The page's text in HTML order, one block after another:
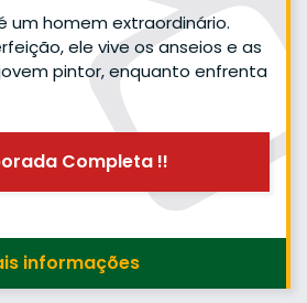
um homem extraordinário.
ele vive os anseios e as
pintor, enquanto enfrenta
Completa !!
informações